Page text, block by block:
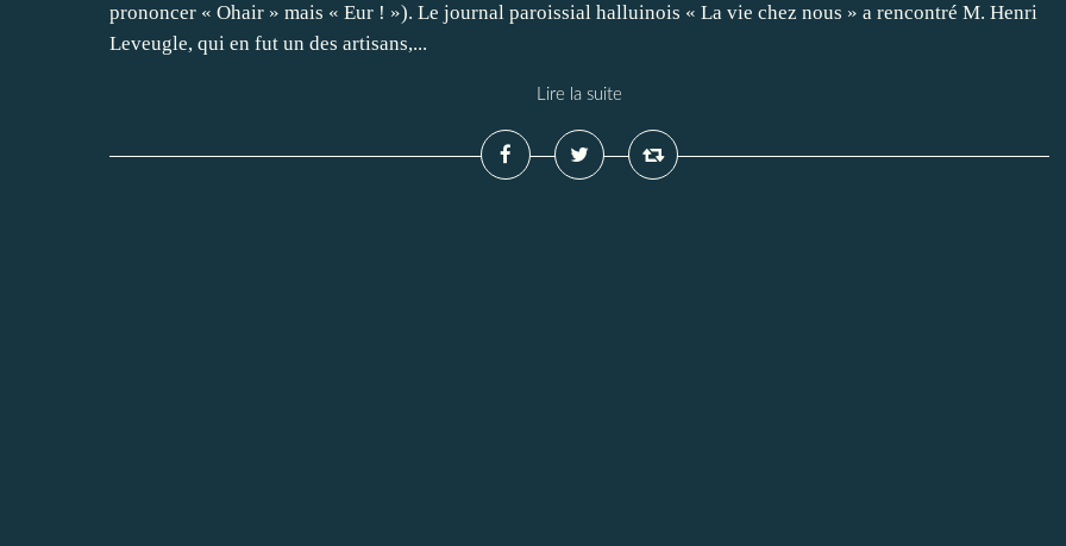
prononcer « Ohair » mais « Eur ! »). Le journal paroissial halluinois « La vie chez nous » a rencontré M. Henri
Leveugle, qui en fut un des artisans,...
Lire la suite